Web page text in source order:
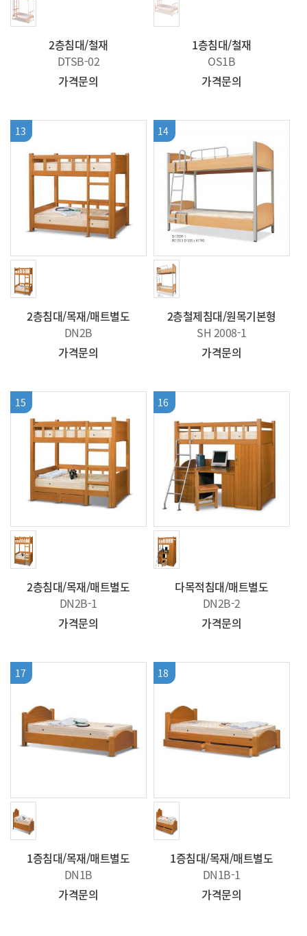
2층침대/철재
DTSB-02
가격문의
1층침대/철재
OS1B
가격문의
13
2층침대/목재/매트별도
DN2B
가격문의
14
2층철제침대/원목기본형
SH 2008-1
가격문의
15
2층침대/목재/매트별도
DN2B-1
가격문의
16
다목적침대/매트별도
DN2B-2
가격문의
17
1증침대/목재/매트별도
DN1B
가격문의
18
1증침대/목재/매트별도
DN1B-1
가격문의